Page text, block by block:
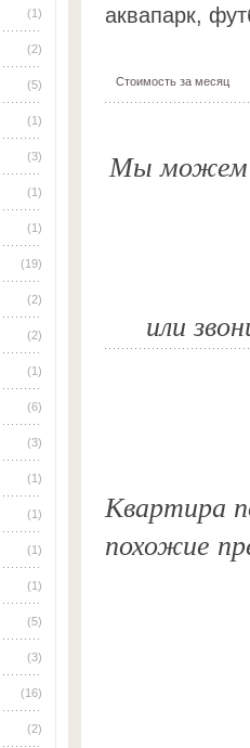
(1)
(2)
(5)
(1)
(3)
(1)
(1)
(19)
(2)
(2)
(1)
(6)
(3)
(1)
(1)
(1)
(1)
(5)
(3)
(16)
(2)
аквапарк,
Стоимость за месяц
Мы можем
или
Квартира
похожие